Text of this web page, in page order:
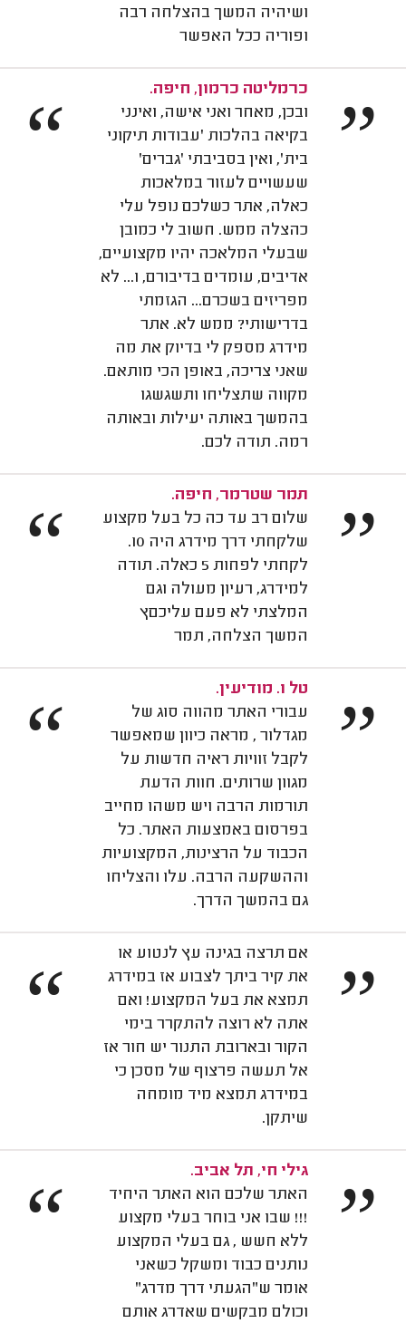
ושיהיה המשך בהצלחה רבה
ופוריה ככל האפשר
”
כרמליטה כרמון, חיפה.
ובכן, מאחר ואני אישה, ואינני
בקיאה בהלכות 'עבודות תיקוני
בית', ואין בסביבתי 'גברים'
שעשויים לעזור במלאכות
כאלה, אתר כשלכם נופל עלי
כהצלה ממש. חשוב לי כמובן
שבעלי המלאכה יהיו מקצועיים,
אדיבים, עומדים בדיבורם, ו... לא
מפריזים בשכרם... הגזמתי
בדרישותי? ממש לא. אתר
מידרג מספק לי בדיוק את מה
שאני צריכה, באופן הכי מותאם.
מקווה שתצליחו ותשגשגו
בהמשך באותה יעילות ובאותה
רמה. תודה לכם.
“
”
תמר שטרמר, חיפה.
שלום רב עד כה כל בעל מקצוע
שלקחתי דרך מידרג היה 10.
לקחתי לפחות 5 כאלה. תודה
למידרג, רעיון מעולה וגם
המלצתי לא פעם עליכםץ
המשך הצלחה, תמר
“
”
טל ו. מודיעין.
עבורי האתר מהווה סוג של
מגדלור , מראה כיוון שמאפשר
לקבל זוויות ראיה חדשות על
מגוון שרותים. חוות הדעת
תורמות הרבה ויש משהו מחייב
בפרסום באמצעות האתר. כל
הכבוד על הרצינות, המקצועיות
וההשקעה הרבה. עלו והצליחו
גם בהמשך הדרך.
“
”
אם תרצה בגינה עץ לנטוע או
את קיר ביתך לצבוע אז במידרג
תמצא את בעל המקצוע! ואם
אתה לא רוצה להתקרר בימי
הקור ובארובת התנור יש חור אז
אל תעשה פרצוף של מסכן כי
במידרג תמצא מיד מומחה
שיתקן.
“
”
גילי חי, תל אביב.
האתר שלכם הוא האתר היחיד
!!! שבו אני בוחר בעלי מקצוע
ללא חשש , גם בעלי המקצוע
נותנים כבוד ומשקל כשאני
אומר ש"הגעתי דרך מדרג"
וכולם מבקשים שאדרג אותם
“